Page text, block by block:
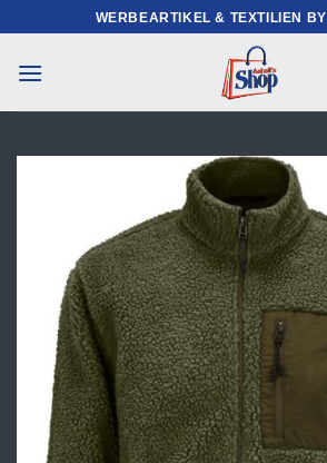
Inhalt
springen
WERBEARTIKEL & TEXTILIEN BY